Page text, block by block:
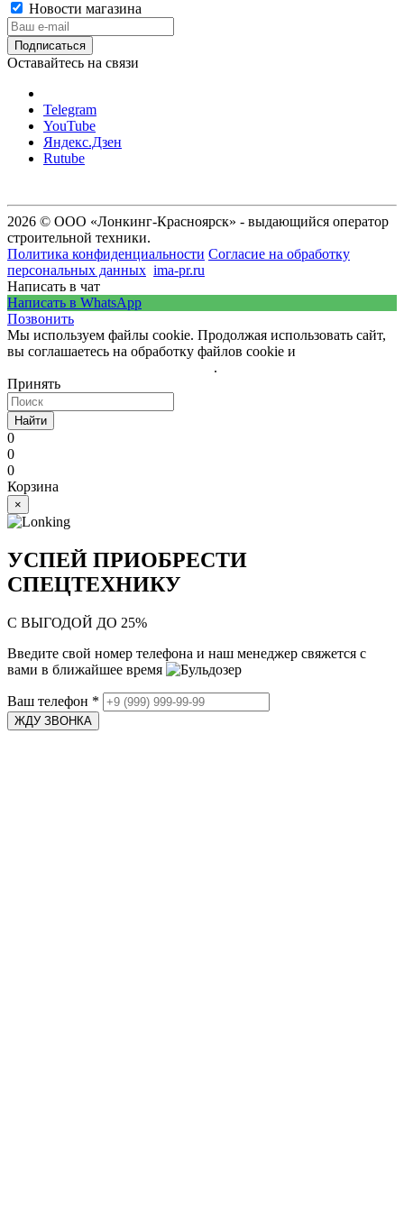
Новости магазина
Оставайтесь на связи
Telegram
YouTube
Яндекс.Дзен
Rutube
2026 © ООО «Лонкинг-Красноярск» - выдающийся оператор
строительной техники.
Политика конфиденциальности Согласие на обработку
персональных данных ima-pr.ru
Написать в чат
Написать в WhatsApp
Позвонить
Мы используем файлы cookie. Продолжая использовать сайт,
вы соглашаетесь на обработку файлов cookie и
.
Принять
Найти
0
0
0
Корзина
×
УСПЕЙ ПРИОБРЕСТИ
СПЕЦТЕХНИКУ
С ВЫГОДОЙ ДО 25%
Введите свой номер телефона и наш менеджер свяжется с
вами в ближайшее время
Ваш телефон *